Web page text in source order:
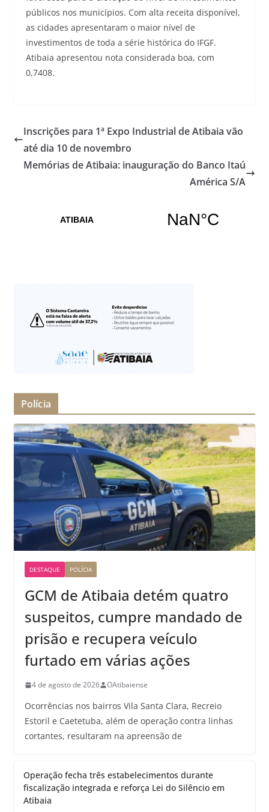
públicos nos municípios. Com alta receita disponível,
as cidades apresentaram o maior nível de
investimentos de toda a série histórica do IFGF.
Atibaia apresentou nota considerada boa, com
0,7408.
Inscrições para 1ª Expo Industrial de Atibaia vão
até dia 10 de novembro
Memórias de Atibaia: inauguração do Banco Itaú
América S/A
Polícia
DESTAQUE POLÍCIA
GCM de Atibaia detém quatro
suspeitos, cumpre mandado de
prisão e recupera veículo
furtado em várias ações
4 de agosto de 2026 OAtibaiense
Ocorrências nos bairros Vila Santa Clara, Recreio
Estoril e Caetetuba, além de operação contra linhas
cortantes, resultaram na apreensão de
Operação fecha três estabelecimentos durante
fiscalização integrada e reforça Lei do Silêncio em
Atibaia